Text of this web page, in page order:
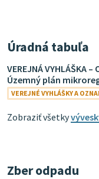
Úradná tabuľa
VEREJNÁ VYHLÁŠKA
Územný plán
VEREJNÉ VYHLÁŠKY A
Zobraziť všetky
Zber odpadu